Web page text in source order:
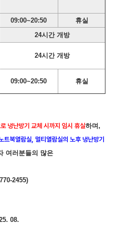
09:00~20:50
휴실
24시간 개방
24시간 개방
09:00~20:50
휴실
냉난방기 교체 시까지 임시 휴실하며,
북열람실, 멀티열람실의 노후 냉난방기
여러분들의 많은
2455)
08.